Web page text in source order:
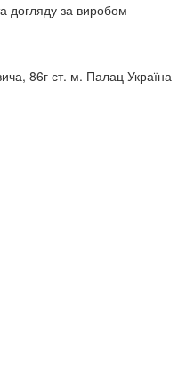
догляду за виробом
86г ст. м. Палац Україна